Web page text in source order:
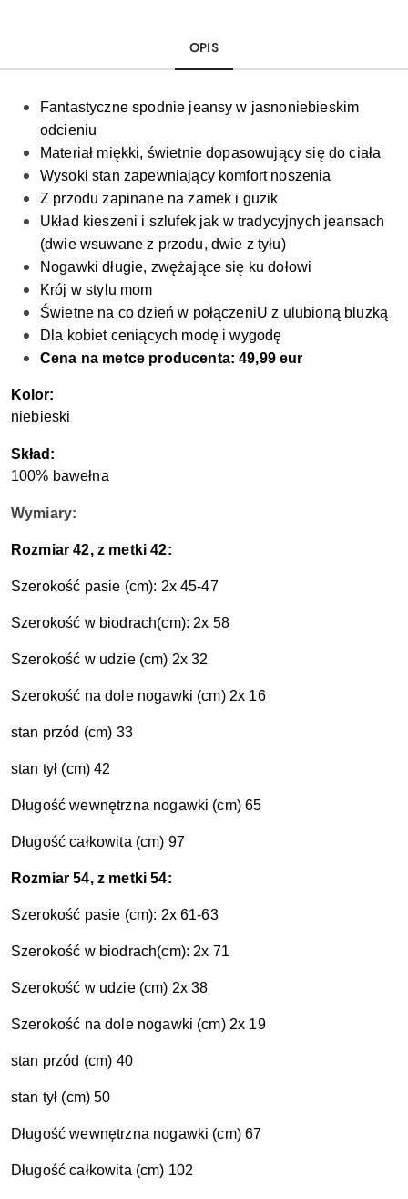
OPIS
Fantastyczne spodnie jeansy w jasnoniebieskim
odcieniu
Materiał miękki, świetnie dopasowujący się do ciała
Wysoki stan zapewniający komfort noszenia
Z przodu zapinane na zamek i guzik
Układ kieszeni i szlufek jak w tradycyjnych jeansach
(dwie wsuwane z przodu, dwie z tyłu)
Nogawki długie, zwężające się ku dołowi
Krój w stylu mom
Świetne na co dzień w połączeniU z ulubioną bluzką
Dla kobiet ceniących modę i wygodę
Cena na metce producenta: 49,99 eur
Kolor:
niebieski
S kład:
100% bawełna
Wymiary:
Rozmiar 42, z metki 42:
Szerokość pasie (cm): 2x 45-47
Szerokość w biodrach(cm): 2x 58
Szerokość w udzie (cm) 2x 32
Szerokość na dole nogawki (cm) 2x 16
stan przód (cm) 33
stan tył (cm) 42
Długość wewnętrzna nogawki (cm) 65
Długość całkowita (cm) 97
Rozmiar 54, z metki 54:
Szerokość pasie (cm): 2x 61-63
Szerokość w biodrach(cm): 2x 71
Szerokość w udzie (cm) 2x 38
Szerokość na dole nogawki (cm) 2x 19
stan przód (cm) 40
stan tył (cm) 50
Długość wewnętrzna nogawki (cm) 67
Długość całkowita (cm) 102